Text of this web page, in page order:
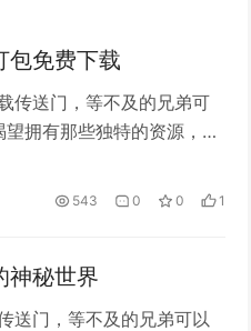
包免费下载
传送门，等不及的兄弟可
拥有那些独特的资源，尤
卑香小狗子的粉丝，或者
精心准备的资源包…
543 0 0 1
神秘世界
送门，等不及的兄弟可以